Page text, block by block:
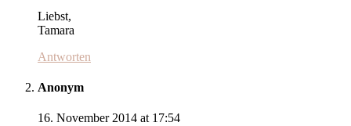
Liebst,
Tamara
Antworten
Anonym
16. November 2014 at 17:54